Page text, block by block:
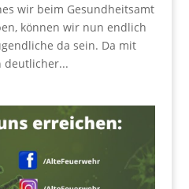
wir beim Gesundheitsamt
können wir nun endlich
da sein. Da mit
deutlicher...